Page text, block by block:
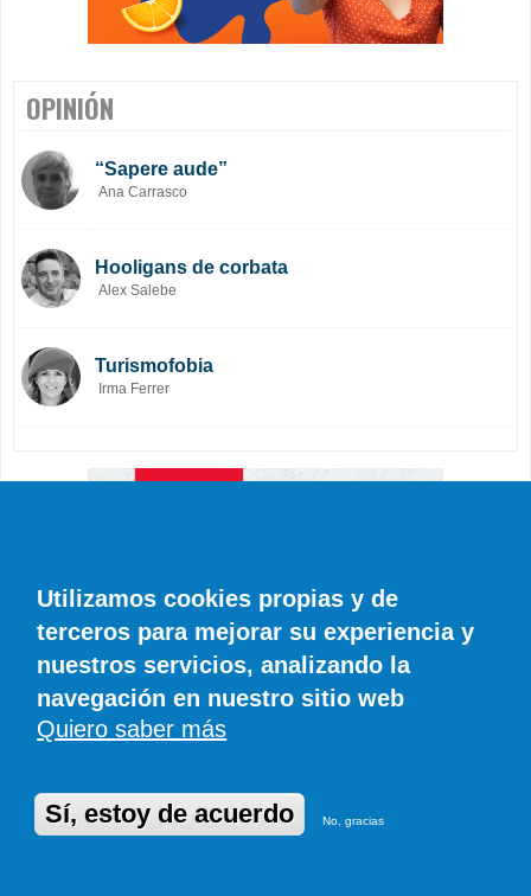
OPINIÓN
“Sapere aude”
Ana Carrasco
Hooligans de corbata
Alex Salebe
Turismofobia
Irma Ferrer
Utilizamos cookies propias y de
terceros para mejorar su experiencia y
nuestros servicios, analizando la
navegación en nuestro sitio web
Quiero saber más
Sí, estoy de acuerdo No, gracias